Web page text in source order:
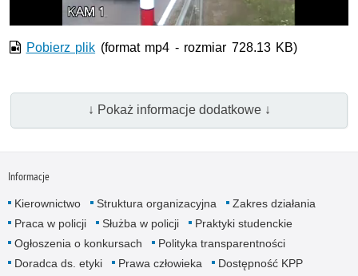
Pobierz plik (format mp4 - rozmiar 728.13 KB)
↓ Pokaż informacje dodatkowe ↓
Informacje
Kierownictwo Struktura organizacyjna
Zakres działania
Praca w policji
Służba w policji
Praktyki studenckie
Ogłoszenia o konkursach
Polityka transparentności
Doradca ds. etyki
Prawa człowieka
Dostępność KPP